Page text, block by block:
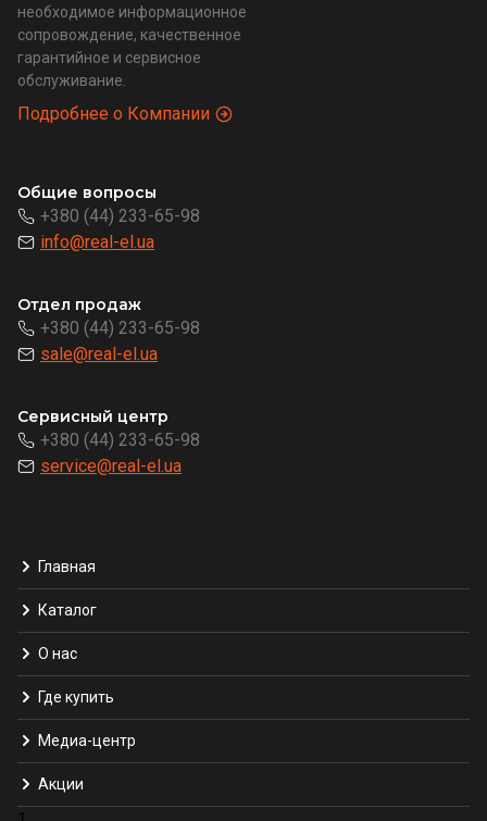
необходимое информационное
сопровождение, качественное
гарантийное и сервисное
обслуживание.
Подробнее о Компании
Общие вопросы
+380 (44) 233-65-98
info@real-el.ua
Отдел продаж
+380 (44) 233-65-98
sale@real-el.ua
Сервисный центр
+380 (44) 233-65-98
service@real-el.ua
Главная
Каталог
О нас
Где купить
Медиа-центр
Акции